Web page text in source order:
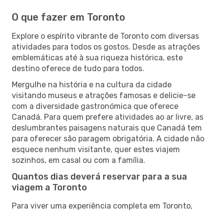
O que fazer em Toronto
Explore o espírito vibrante de Toronto com diversas
atividades para todos os gostos. Desde as atrações
emblemáticas até à sua riqueza histórica, este
destino oferece de tudo para todos.
Mergulhe na história e na cultura da cidade
visitando museus e atrações famosas e delicie-se
com a diversidade gastronómica que oferece
Canadá. Para quem prefere atividades ao ar livre, as
deslumbrantes paisagens naturais que Canadá tem
para oferecer são paragem obrigatória. A cidade não
esquece nenhum visitante, quer estes viajem
sozinhos, em casal ou com a família.
Quantos dias deverá reservar para a sua
viagem a Toronto
Para viver uma experiência completa em Toronto,